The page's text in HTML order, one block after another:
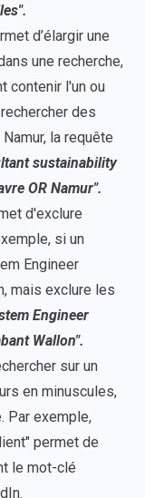
d’élargir une
une recherche,
contenir l'un ou
des
la requête
sustainability
OR Namur".
d'exclure
si un
Engineer
mais exclure les
Engineer
Wallon".
sur un
en minuscules,
Par exemple,
permet de
le mot-clé